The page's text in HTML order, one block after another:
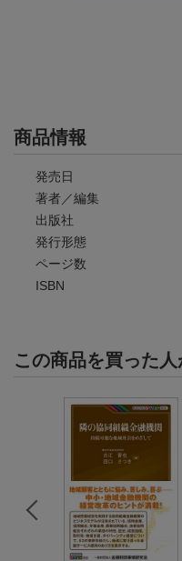
商品情報
発売日
著者／編集
出版社
発行形態
ページ数
ISBN
この商品を買った